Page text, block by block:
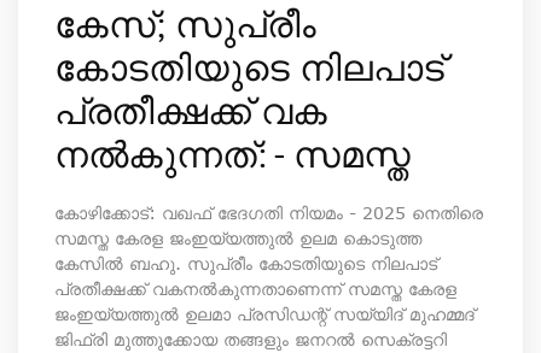
കേസ്; സുപ്രീം
കോടതിയുടെ നിലപാട്
പ്രതീക്ഷക്ക് വക
നൽകുന്നത്: - സമസ്ത
കോഴിക്കോട്: വഖഫ് ഭേദഗതി നിയമം - 2025 നെതിരെ
സമസ്ത കേരള ജംഇയ്യത്തുൽ ഉലമ കൊടുത്ത
കേസിൽ ബഹു. സുപ്രീം കോടതിയുടെ നിലപാട്
പ്രതീക്ഷക്ക് വകനൽകുന്നതാണെന്ന് സമസ്ത കേരള
ജംഇയ്യത്തുല്‍ ഉലമാ പ്രസിഡ‍ന്റ് സയ്യിദ് മുഹമ്മദ്
ജിഫ്രി മുത്തുക്കോയ തങ്ങളും ജനറല്‍ സെക്രട്ടറി